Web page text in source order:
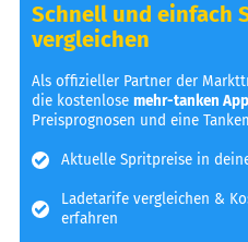
Schnell und einfach
vergleichen
Als offizieller Partner der
die kostenlosemehr-tanken
Preisprognosen und eine
Aktuelle Spritpreise in
Ladetarife vergleichen &
erfahren